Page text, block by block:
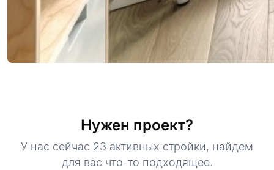
Нужен проект?
У нас сейчас 23 активных стройки, найдем
для вас что-то подходящее.